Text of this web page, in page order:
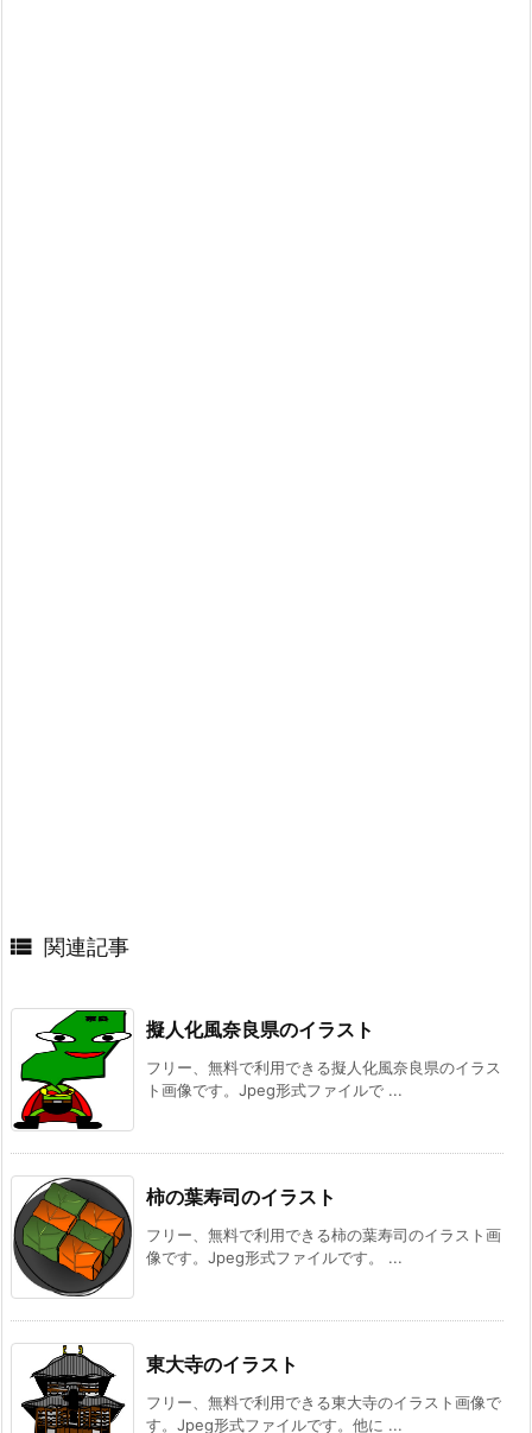
 関連記事
擬人化風奈良県のイラスト
フリー、無料で利用できる擬人化風奈良県のイラス
ト画像です。Jpeg形式ファイルで ...
柿の葉寿司のイラスト
フリー、無料で利用できる柿の葉寿司のイラスト画
像です。Jpeg形式ファイルです。 ...
東大寺のイラスト
フリー、無料で利用できる東大寺のイラスト画像で
す。Jpeg形式ファイルです。他に ...